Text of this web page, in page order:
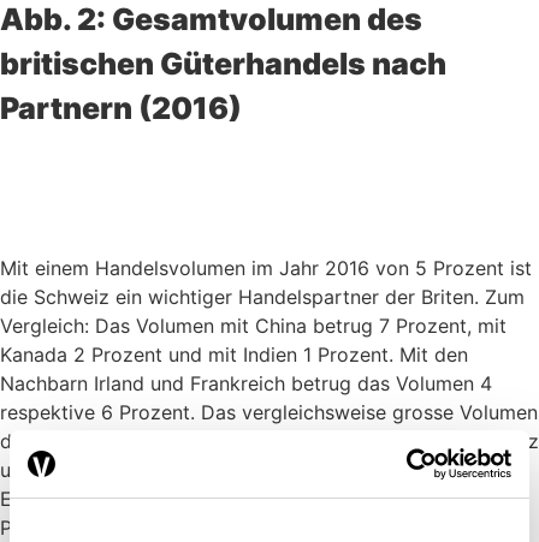
Abb. 2: Gesamtvolumen des
britischen Güterhandels nach
Partnern (2016)
Mit einem Handelsvolumen im Jahr 2016 von 5 Prozent ist
die Schweiz ein wichtiger Handelspartner der Briten. Zum
Vergleich: Das Volumen mit China betrug 7 Prozent, mit
Kanada 2 Prozent und mit Indien 1 Prozent. Mit den
Nachbarn Irland und Frankreich betrug das Volumen 4
respektive 6 Prozent. Das vergleichsweise grosse Volumen
der Schweiz ist allerdings zu relativieren, denn die Schweiz
und das UK sind wichtige Goldhandelsplätze.
Entsprechend ist der Goldhandel zwischen diesen beiden
Partnern gross. Sein Anteil am Gesamtgüterhandel betrug